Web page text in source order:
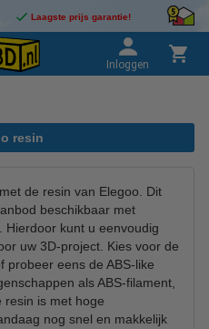
Laagste prijs garantie!
Inloggen
resin
de resin van Elegoo. Dit
beschikbaar met
Hierdoor kunt u eenvoudig
uw 3D-project. Kies voor de
probeer eens de ABS-like
als ABS-filament,
resin is met hoge
nog snel en makkelijk